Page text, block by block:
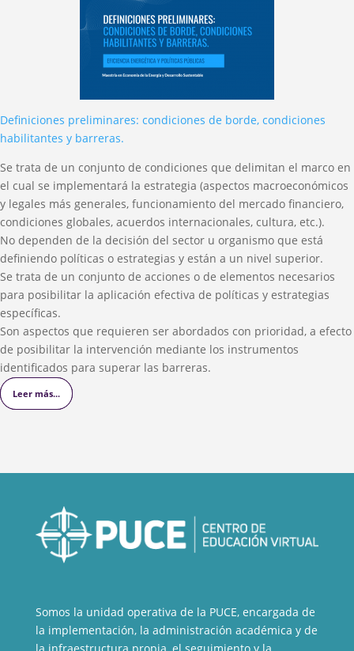
Leer más...
Leer más...
Definiciones preliminares: condiciones de borde, condiciones
habilitantes y barreras.
Se trata de un conjunto de condiciones que delimitan el marco en
el cual se implementará la estrategia (aspectos macroeconómicos
y legales más generales, funcionamiento del mercado financiero,
condiciones globales, acuerdos internacionales, cultura, etc.).
No dependen de la decisión del sector u organismo que está
definiendo políticas o estrategias y están a un nivel superior.
Se trata de un conjunto de acciones o de elementos necesarios
para posibilitar la aplicación efectiva de políticas y estrategias
específicas.
Son aspectos que requieren ser abordados con prioridad, a efecto
de posibilitar la intervención mediante los instrumentos
identificados para superar las barreras.
Leer más...
Somos la unidad operativa de la PUCE, encargada de
la implementación, la administración académica y de